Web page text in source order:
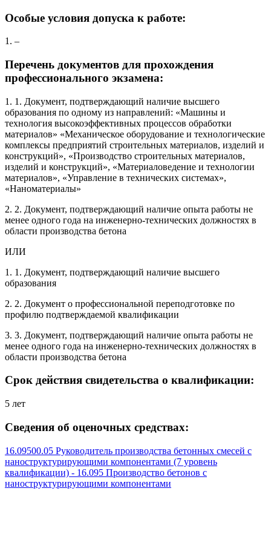
Особые условия допуска к работе:
1. –
Перечень документов для прохождения
профессионального экзамена:
1. 1. Документ, подтверждающий наличие высшего
образования по одному из направлений: «Машины и
технология высокоэффективных процессов обработки
материалов» «Механическое оборудование и технологические
комплексы предприятий строительных материалов, изделий и
конструкций», «Производство строительных материалов,
изделий и конструкций», «Материаловедение и технологии
материалов», «Управление в технических системах»,
«Наноматериалы»
2. 2. Документ, подтверждающий наличие опыта работы не
менее одного года на инженерно-технических должностях в
области производства бетона
ИЛИ
1. 1. Документ, подтверждающий наличие высшего
образования
2. 2. Документ о профессиональной переподготовке по
профилю подтверждаемой квалификации
3. 3. Документ, подтверждающий наличие опыта работы не
менее одного года на инженерно-технических должностях в
области производства бетона
Срок действия свидетельства о квалификации:
5 лет
Сведения об оценочных средствах:
16.09500.05 Руководитель производства бетонных смесей с
наноструктурирующими компонентами (7 уровень
квалификации) - 16.095 Производство бетонов с
наноструктурирующими компонентами